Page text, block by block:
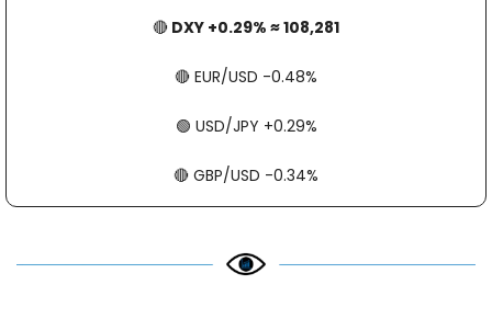
🔴 DXY +0.29% ≈ 108,281
🔴 ​​​​ EUR/USD -0.48%
🟢 ​​​​ USD/JPY +0.29%
🔴 ​​​​ GBP/USD -0.34%